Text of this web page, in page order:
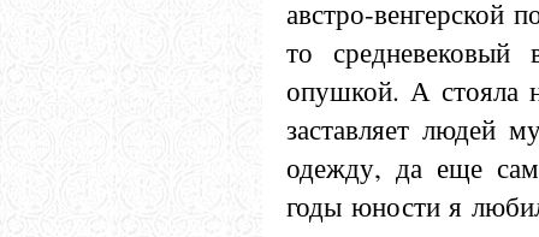
австро-венгерской
то средневековый
опушкой. А стояла
заставляет людей
одежду, да еще
годы юности я